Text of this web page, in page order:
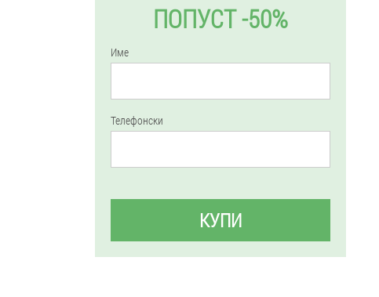
ПОПУСТ -50%
Име
Телефонски
КУПИ